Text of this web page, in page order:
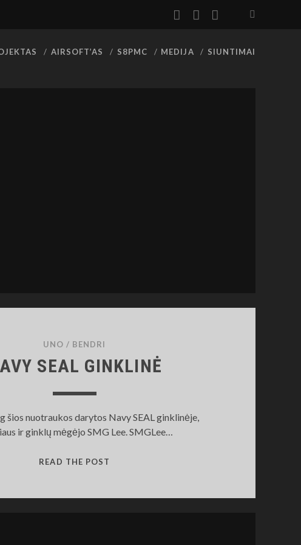
facebook
youtube
AIRSOFT’AS S8PMC MEDIJA SIUNTIMAI
UNO / BENDRI
SEAL GINKLINĖ
šios nuotraukos darytos Navy SEAL ginklinėje,
ir ginklų mėgėjo SMG Lee. SMGLee…
READ THE POST